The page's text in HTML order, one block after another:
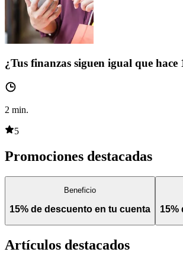
¿Tus finanzas siguen igual que
2 min.
5
Promociones destacadas
Beneficio
15% de descuento en tu cuenta 15%
Artículos destacados